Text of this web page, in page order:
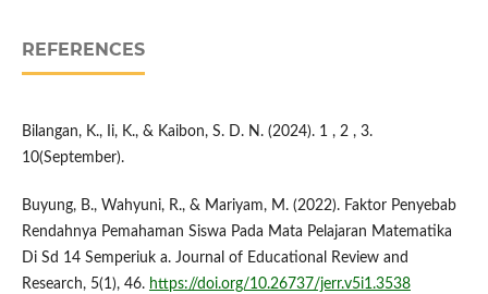
REFERENCES
Bilangan, K., Ii, K., & Kaibon, S. D. N. (2024). 1 , 2 , 3.
10(September).
Buyung, B., Wahyuni, R., & Mariyam, M. (2022). Faktor Penyebab
Rendahnya Pemahaman Siswa Pada Mata Pelajaran Matematika
Di Sd 14 Semperiuk a. Journal of Educational Review and
Research, 5(1), 46. https://doi.org/10.26737/jerr.v5i1.3538